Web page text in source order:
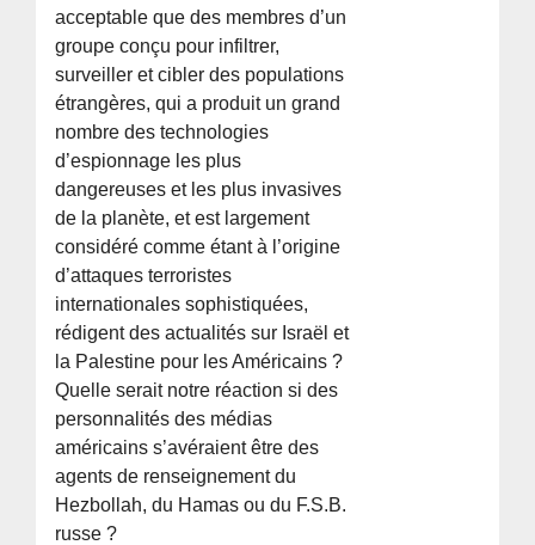
acceptable que des membres d’un
groupe conçu pour infiltrer,
surveiller et cibler des populations
étrangères, qui a produit un grand
nombre des technologies
d’espionnage les plus
dangereuses et les plus invasives
de la planète, et est largement
considéré comme étant à l’origine
d’attaques terroristes
internationales sophistiquées,
rédigent des actualités sur Israël et
la Palestine pour les Américains ?
Quelle serait notre réaction si des
personnalités des médias
américains s’avéraient être des
agents de renseignement du
Hezbollah, du Hamas ou du F.S.B.
russe ?